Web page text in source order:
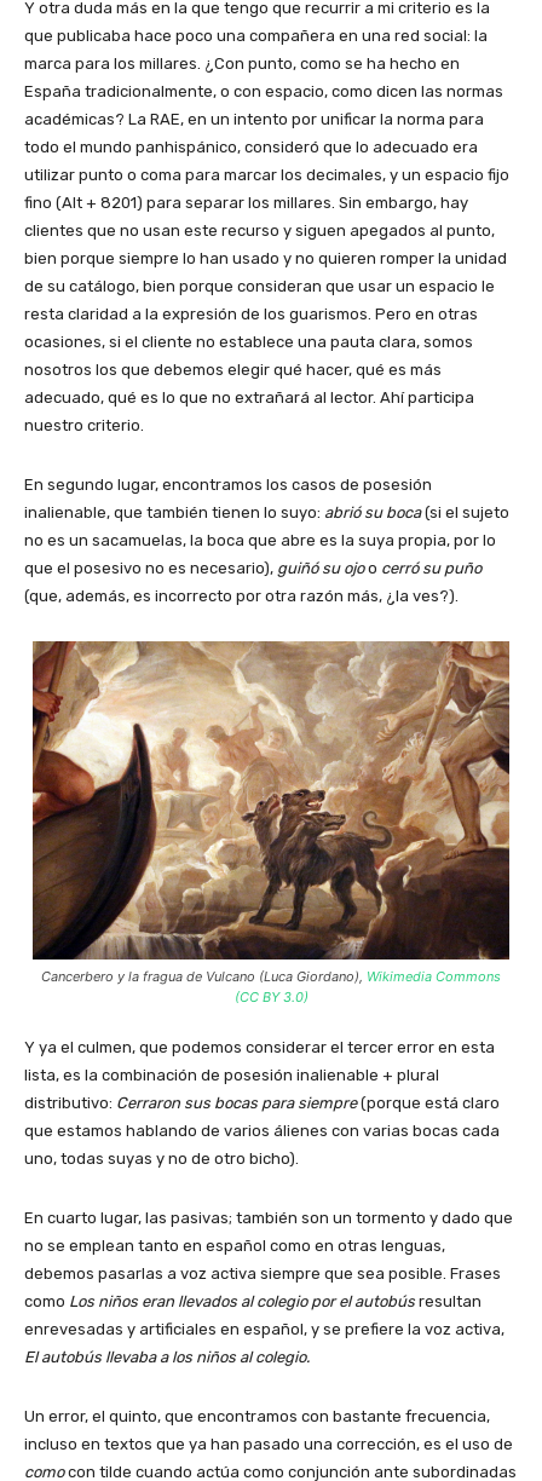
Y otra duda más en la que tengo que recurrir a mi criterio es la
que publicaba hace poco una compañera en una red social: la
marca para los millares. ¿Con punto, como se ha hecho en
España tradicionalmente, o con espacio, como dicen las normas
académicas? La RAE, en un intento por unificar la norma para
todo el mundo panhispánico, consideró que lo adecuado era
utilizar punto o coma para marcar los decimales, y un espacio fijo
fino (Alt + 8201) para separar los millares. Sin embargo, hay
clientes que no usan este recurso y siguen apegados al punto,
bien porque siempre lo han usado y no quieren romper la unidad
de su catálogo, bien porque consideran que usar un espacio le
resta claridad a la expresión de los guarismos. Pero en otras
ocasiones, si el cliente no establece una pauta clara, somos
nosotros los que debemos elegir qué hacer, qué es más
adecuado, qué es lo que no extrañará al lector. Ahí participa
nuestro criterio.
En segundo lugar, encontramos los casos de posesión
inalienable, que también tienen lo suyo: abrió su boca(si el sujeto
no es un sacamuelas, la boca que abre es la suya propia, por lo
que el posesivo no es necesario), guiñó su ojoo cerró su puño
(que, además, es incorrecto por otra razón más, ¿la ves?).
Cancerbero y la fragua de Vulcano (Luca Giordano), Wikimedia Commons
(CC BY 3.0)
Y ya el culmen, que podemos considerar el tercer error en esta
lista, es la combinación de posesión inalienable + plural
distributivo: Cerraron sus bocas para siempre(porque está claro
que estamos hablando de varios álienes con varias bocas cada
uno, todas suyas y no de otro bicho).
En cuarto lugar, las pasivas; también son un tormento y dado que
no se emplean tanto en español como en otras lenguas,
debemos pasarlas a voz activa siempre que sea posible. Frases
como Los niños eran llevados al colegio por el autobús resultan
enrevesadas y artificiales en español, y se prefiere la voz activa,
El autobús llevaba a los niños al colegio.
Un error, el quinto, que encontramos con bastante frecuencia,
incluso en textos que ya han pasado una corrección, es el uso de
comocon tilde cuando actúa como conjunción ante subordinadas